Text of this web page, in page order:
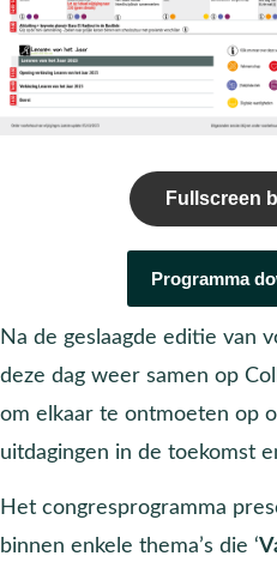
Fullscreen
Programma
Na de geslaagde editie van
deze dag weer samen op
om elkaar te ontmoeten op
uitdagingen in de toekomst
Het congresprogramma
binnen enkele thema’s die ‘